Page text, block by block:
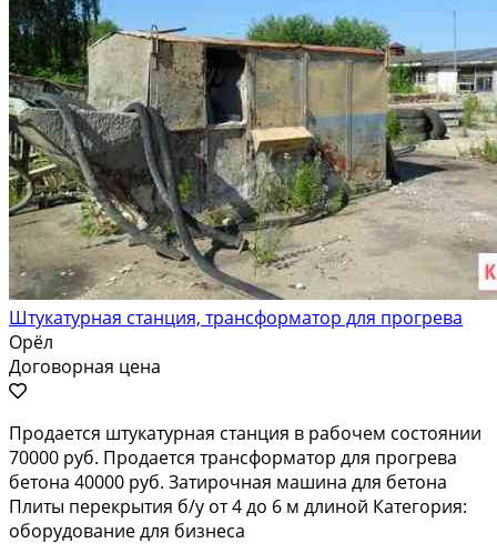
Штукатурная станция, трансформатор для прогрева
Орёл
Договорная цена
Продается штукатурная станция в рабочем состоянии
70000 руб. Продается трансформатор для прогрева
бетона 40000 руб. Затирочная машина для бетона
Плиты перекрытия б/у от 4 до 6 м длиной Категория:
оборудование для бизнеса